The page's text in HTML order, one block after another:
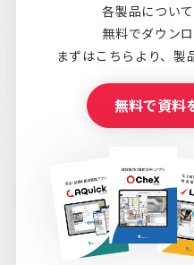
各製品につい
無料でダウン
まずはこちらより、製
無料で資料